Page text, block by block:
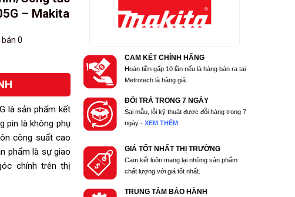
– Makita
0
là sản phẩm kết
pin là không phụ
công suất cao
phẩm là sự giao
chính trên thị
CAM KẾT CHÍNH HÃNG
Hoàn tiền gấp 10 lần nếu là hàng bán ra tại
Metrotech là hàng giả.
ĐỔI TRẢ TRONG 7 NGÀY
Sai mẫu, lỗi kỹ thuật được đỗi hàng trong 7
ngày -XEM THÊM
GIÁ TỐT NHẤT THỊ TRƯỜNG
Cam kết luôn mang lại những sản phẩm
chất lượng với giá tốt nhất.
TRUNG TÂM BẢO HÀNH